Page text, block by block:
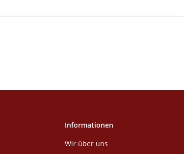
Informationen
Wir über uns